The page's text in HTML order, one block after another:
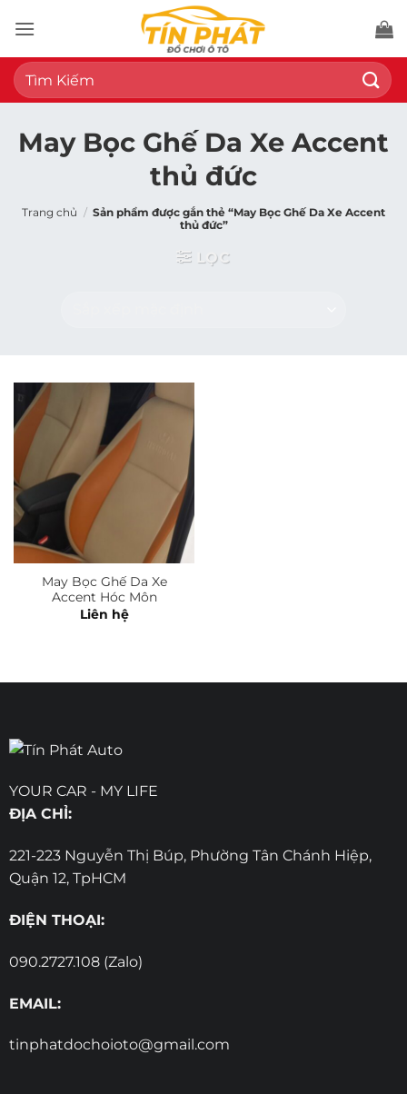
qua
nội
dung
Tìm
kiếm:
May Bọc Ghế Da Xe Accent
thủ đức
Trang chủ / Sản phẩm được gắn thẻ “May Bọc Ghế Da Xe Accent
thủ đức”
LỌC
May Bọc Ghế Da Xe
Accent Hóc Môn
Liên hệ
YOUR CAR - MY LIFE
ĐỊA CHỈ:
221-223 Nguyễn Thị Búp, Phường Tân Chánh Hiệp,
Quận 12, TpHCM
ĐIỆN THOẠI:
090.2727.108 (Zalo)
EMAIL:
tinphatdochoioto@gmail.com